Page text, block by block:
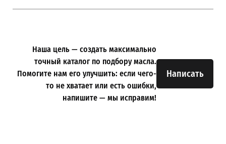
Написать
Наша цель — создать максимально
точный каталог по подбору масла.
Помогите нам его улучшить: если чего-
то не хватает или есть ошибки,
напишите — мы исправим!